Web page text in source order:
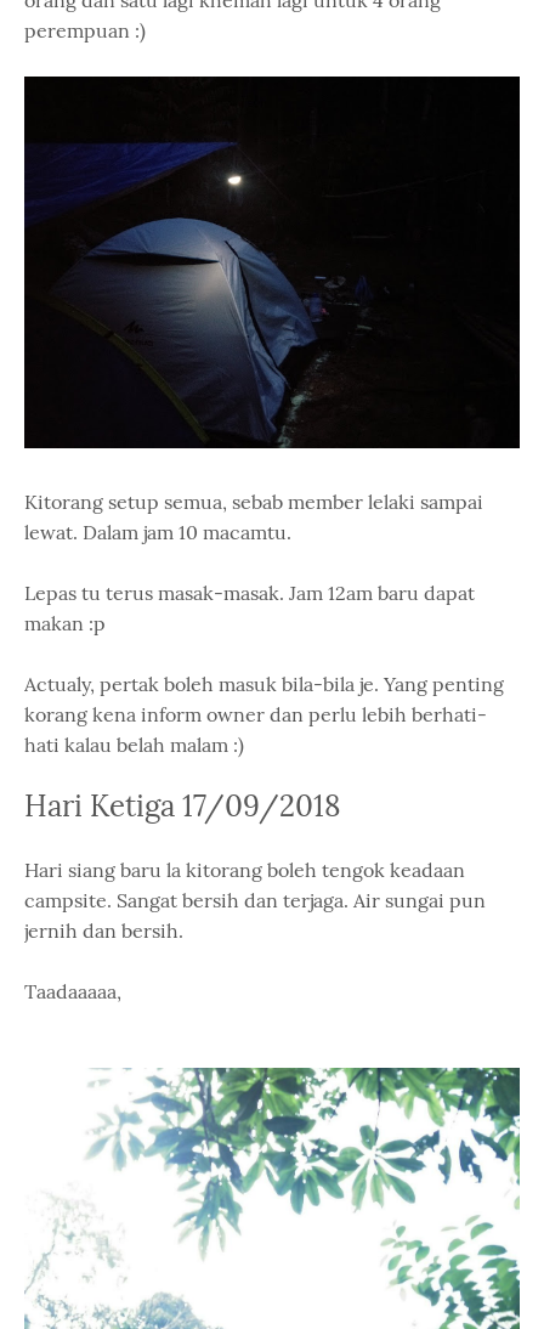
perempuan :)
Kitorang setup semua, sebab member lelaki sampai
lewat. Dalam jam 10 macamtu.
Lepas tu terus masak-masak. Jam 12am baru dapat
makan :p
Actualy, pertak boleh masuk bila-bila je. Yang penting
korang kena inform owner dan perlu lebih berhati-
hati kalau belah malam :)
Hari Ketiga 17/09/2018
Hari siang baru la kitorang boleh tengok keadaan
campsite. Sangat bersih dan terjaga. Air sungai pun
jernih dan bersih.
Taadaaaaa,